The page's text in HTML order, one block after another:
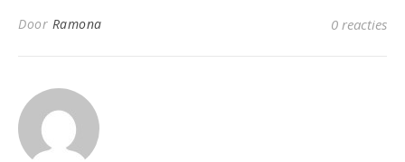
Door Ramona 0 reacties